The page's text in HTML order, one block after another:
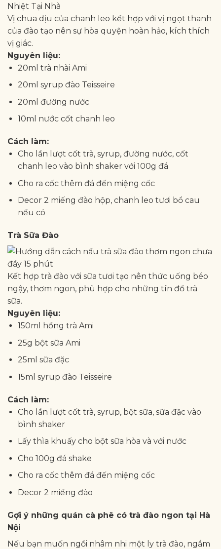
Vị chua dịu của chanh leo kết hợp với vị ngọt thanh
của đào tạo nên sự hòa quyện hoàn hảo, kích thích
vị giác.
Nguyên liệu:
20ml trà nhài Ami
20ml syrup đào Teisseire
20ml đường nước
10ml nước cốt chanh leo
Cách làm:
Cho lần lượt cốt trà, syrup, đường nước, cốt
chanh leo vào bình shaker với 100g đá
Cho ra cốc thêm đá đến miệng cốc
Decor 2 miếng đào hộp, chanh leo tươi bổ cau
nếu có
Trà Sữa Đào
Kết hợp trà đào với sữa tươi tạo nên thức uống béo
ngậy, thơm ngon, phù hợp cho những tín đồ trà
sữa.
Nguyên liệu:
150ml hồng trà Ami
25g bột sữa Ami
25ml sữa đặc
15ml syrup đào Teisseire
Cách làm:
Cho lần lượt cốt trà, syrup, bột sữa, sữa đặc vào
bình shaker
Lấy thìa khuấy cho bột sữa hòa và với nước
Cho 100g đá shake
Cho ra cốc thêm đá đến miệng cốc
Decor 2 miếng đào
Gợi ý những quán cà phê có trà đào ngon tại Hà
Nội
Nếu bạn muốn ngồi nhâm nhi một ly trà đào, ngắm